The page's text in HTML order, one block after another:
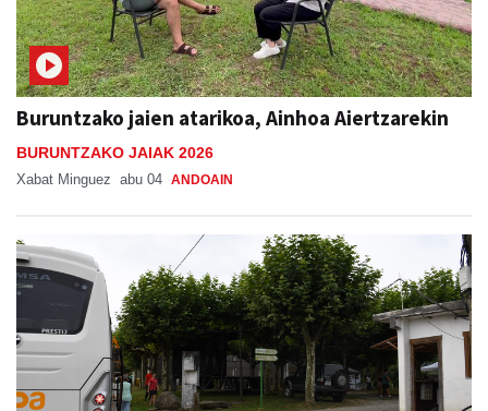
Buruntzako jaien atarikoa, Ainhoa Aiertzarekin
BURUNTZAKO JAIAK 2026
Xabat Minguez abu 04 ANDOAIN